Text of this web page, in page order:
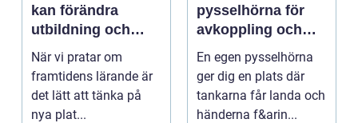
kan förändra
utbildning och
lärande
När vi pratar om
framtidens lärande är
det lätt att tänka på
nya plat...
pysselhörna för
avkoppling och
kreativitet
En egen pysselhörna
ger dig en plats där
tankarna får landa och
händerna f&arin...